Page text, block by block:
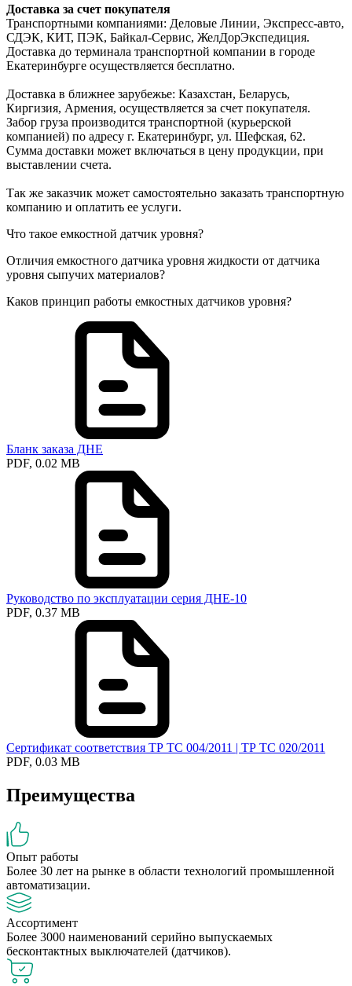
Доставка за счет покупателя
Транспортными компаниями: Деловые Линии, Экспресс-авто,
СДЭК, КИТ, ПЭК, Байкал-Сервис, ЖелДорЭкспедиция.
Доставка до терминала транспортной компании в городе
Екатеринбурге осуществляется бесплатно.
Доставка в ближнее зарубежье: Казахстан, Беларусь,
Киргизия, Армения, осуществляется за счет покупателя.
Забор груза производится транспортной (курьерской
компанией) по адресу г. Екатеринбург, ул. Шефская, 62.
Сумма доставки может включаться в цену продукции, при
выставлении счета.
Так же заказчик может самостоятельно заказать транспортную
компанию и оплатить ее услуги.
Что такое емкостной датчик уровня?
Отличия емкостного датчика уровня жидкости от датчика
уровня сыпучих материалов?
Каков принцип работы емкостных датчиков уровня?
Бланк заказа ДНЕ
PDF, 0.02 MB
Руководство по эксплуатации серия ДНЕ-10
PDF, 0.37 MB
Сертификат соответствия ТР ТС 004/2011 | ТР ТС 020/2011
PDF, 0.03 MB
Преимущества
Опыт работы
Более 30 лет на рынке в области технологий промышленной
автоматизации.
Ассортимент
Более 3000 наименований серийно выпускаемых
бесконтактных выключателей (датчиков).